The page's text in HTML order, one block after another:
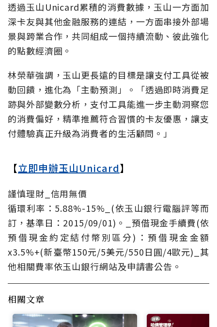
透過玉山Unicard累積的消費數據，玉山一方面加
深卡友與其他金融服務的連結，一方面串接外部場
景與跨業合作，共同組成一個持續流動、彼此強化
的點數經濟圈。
林榮華強調，玉山更長遠的目標是讓支付工具從被
動回饋，進化為「主動預測」。「透過即時消費足
跡與外部變數分析，支付工具能進一步主動洞察您
的消費偏好，精準推薦符合習慣的卡友優惠，讓支
付體驗真正升級為消費者的生活顧問。」
【立即申辦玉山Unicard】
謹慎理財_信用無價
循環利率：5.88%-15%_(依玉山銀行電腦評等而
訂，基準日：2015/09/01)。_預借現金手續費(依
預借現金約定結付幣別區分)：預借現金金額
x3.5%+(新臺幣150元/5美元/550日圓/4歐元)_其
他相關費率依玉山銀行網站及申請書公告。
相關文章